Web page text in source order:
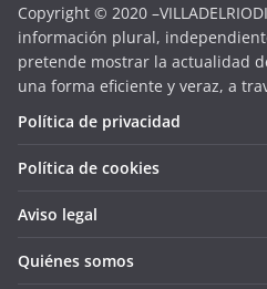
Copyright © 2020
información plural,
pretende mostrar la actualidad
una forma eficiente y veraz, a
Política de privacidad
Política de cookies
Aviso legal
Quiénes somos